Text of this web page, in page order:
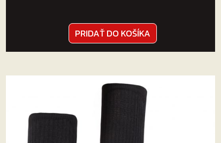
PRIDAŤ DO KOŠÍKA